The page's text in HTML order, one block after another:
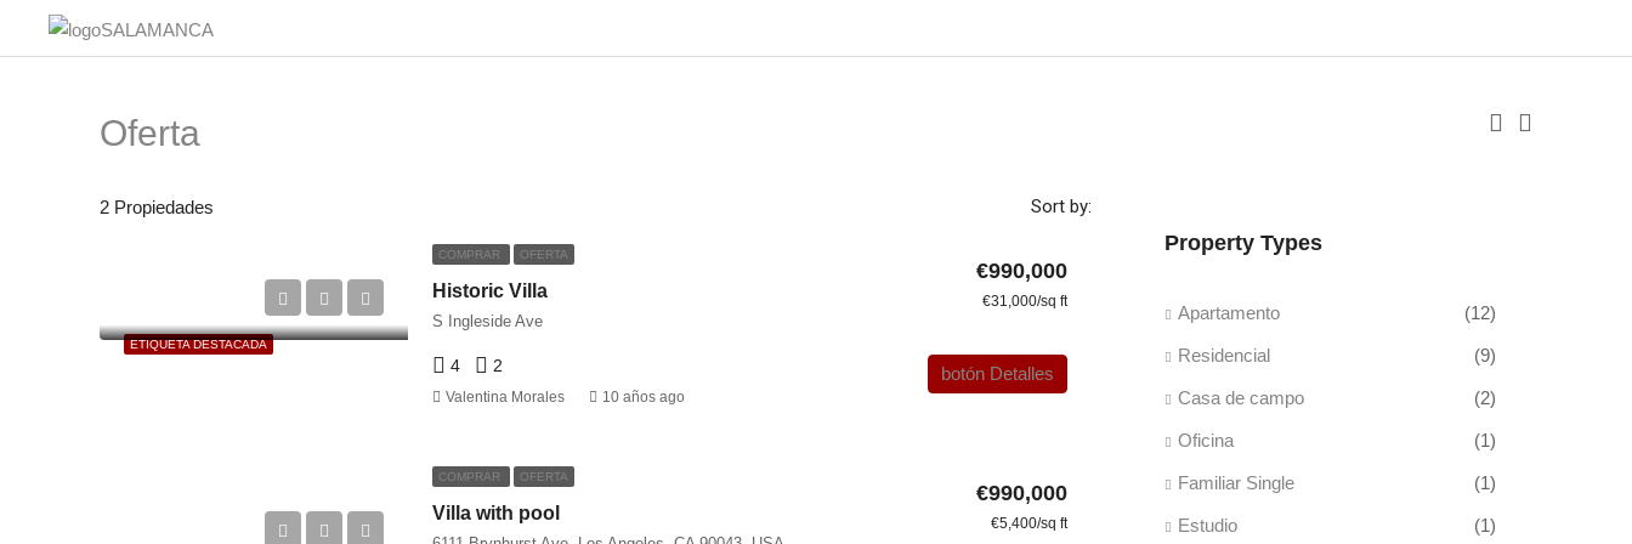
Oferta
2 Propiedades Sort by:
ETIQUETA DESTACADA
COMPRAR OFERTA
Historic Villa
€990,000
€31,000/sq ft
S Ingleside Ave
4 2 botón Detalles
Valentina Morales 10 años ago
COMPRAR OFERTA
Villa with pool
€990,000
€5,400/sq ft
Property Types
Apartamento (12)
Residencial (9)
Casa de campo (2)
Oficina (1)
Familiar Single (1)
Estudio (1)